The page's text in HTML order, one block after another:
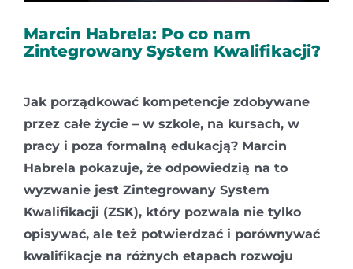
Marcin Habrela: Po co nam
Zintegrowany System Kwalifikacji?
Jak porządkować kompetencje zdobywane
przez całe życie – w szkole, na kursach, w
pracy i poza formalną edukacją? Marcin
Habrela pokazuje, że odpowiedzią na to
wyzwanie jest Zintegrowany System
Kwalifikacji (ZSK), który pozwala nie tylko
opisywać, ale też potwierdzać i porównywać
kwalifikacje na różnych etapach rozwoju